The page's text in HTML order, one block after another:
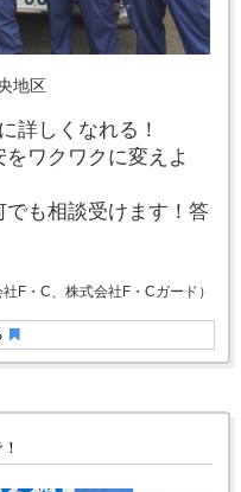
地区
詳しくなれる！
ワクワクに変えよ
も相談受けます！答
F・C、株式会社F・Cガード）